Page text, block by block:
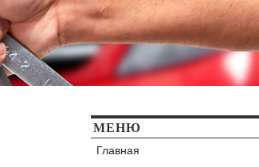
МЕНЮ
Главная